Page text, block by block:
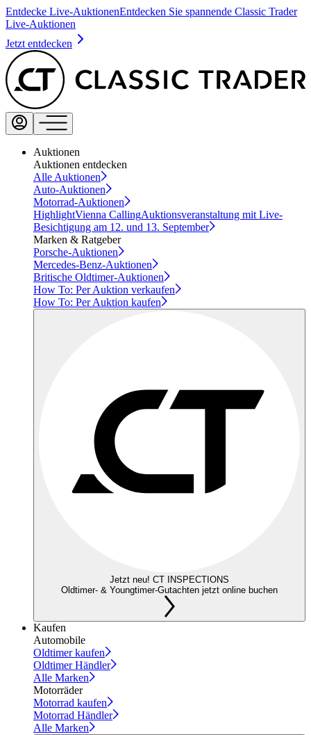
Entdecke Live-AuktionenEntdecken Sie spannende Classic Trader
Live-Auktionen
Jetzt entdecken
Auktionen
Auktionen entdecken
Alle Auktionen
Auto-Auktionen
Motorrad-Auktionen
HighlightVienna CallingAuktionsveranstaltung mit Live-
Besichtigung am 12. und 13. September
Marken & Ratgeber
Porsche-Auktionen
Mercedes-Benz-Auktionen
Britische Oldtimer-Auktionen
How To: Per Auktion verkaufen
How To: Per Auktion kaufen
Jetzt neu! CT INSPECTIONS
Oldtimer- & Youngtimer-Gutachten jetzt online buchen
Kaufen
Automobile
Oldtimer kaufen
Oldtimer Händler
Alle Marken
Motorräder
Motorrad kaufen
Motorrad Händler
Alle Marken